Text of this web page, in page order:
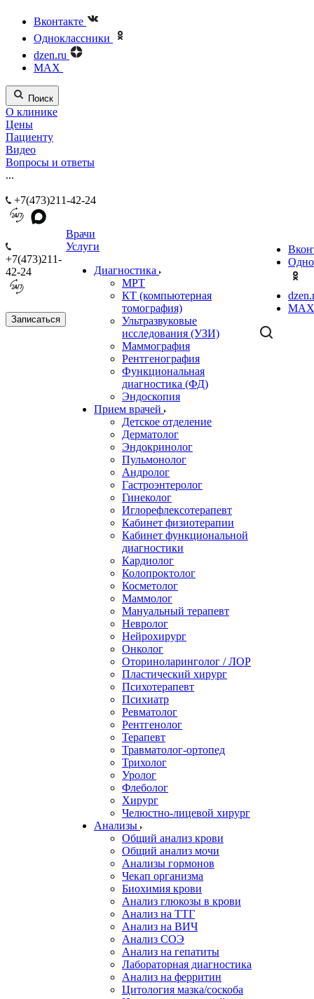
Вконтакте
Одноклассники
dzen.ru
MAX
Поиск
О клинике
Цены
Пациенту
Видео
Вопросы и ответы
...
+7(473)211-42-24
+7(473)211-
42-24
Записаться
Врачи
Услуги
Диагностика
МРТ
КТ (компьютерная
томография)
Ультразвуковые
исследования (УЗИ)
Маммография
Рентгенография
Функциональная
диагностика (ФД)
Эндоскопия
Прием врачей
Детское отделение
Дерматолог
Эндокринолог
Пульмонолог
Андролог
Гастроэнтеролог
Гинеколог
Иглорефлексотерапевт
Кабинет физиотерапии
Кабинет функциональной
диагностики
Кардиолог
Колопроктолог
Косметолог
Маммолог
Мануальный терапевт
Невролог
Нейрохирург
Онколог
Оториноларинголог / ЛОР
Пластический хирург
Психотерапевт
Психиатр
Ревматолог
Рентгенолог
Терапевт
Травматолог-ортопед
Трихолог
Уролог
Флеболог
Хирург
Челюстно-лицевой хирург
Анализы
Общий анализ крови
Общий анализ мочи
Анализы гормонов
Чекап организма
Биохимия крови
Анализ глюкозы в крови
Анализ на ТТГ
Анализ на ВИЧ
Анализ СОЭ
Анализ на гепатиты
Лабораторная диагностика
Анализ на ферритин
Цитология мазка/соскоба